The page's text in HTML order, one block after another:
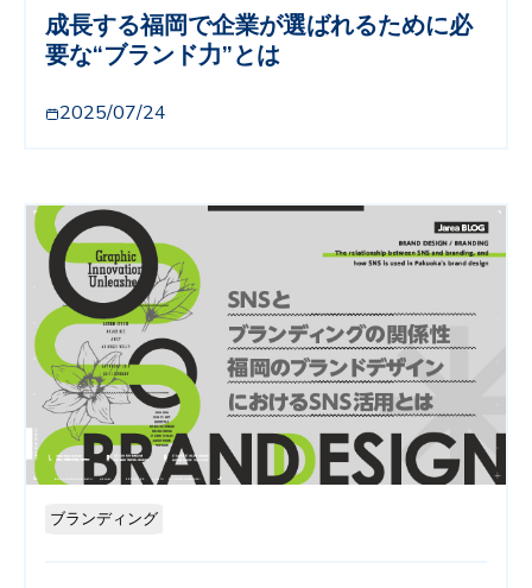
成長する福岡で企業が選ばれるために必
要な“ブランド力”とは
2025/07/24
ブランディング